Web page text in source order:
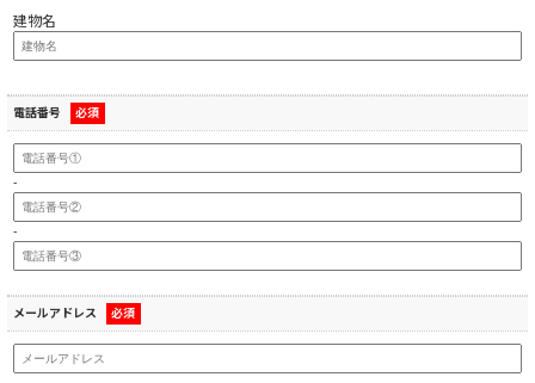
建物名
電話番号 必須
-
-
メールアドレス 必須